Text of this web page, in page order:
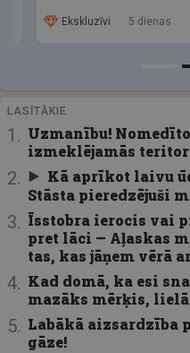
Ekskluzīvi 5 dienas
LASĪTĀKIE
Uzmanību!
izmeklējamās
Kā aprīkot laivu
Stāsta pieredzējuši
Īsstobra ierocis vai
pret lāci — Aļaskas
tas, kas jāņem vērā
Kad domā, ka esi
mazāks mērķis,
Labākā aizsardzība
gāze!